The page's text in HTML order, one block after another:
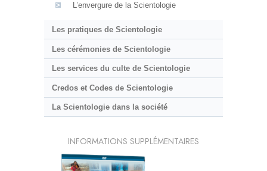
L’envergure de la Scientologie
Les pratiques de Scientologie
Les cérémonies de Scientologie
Les services du culte de Scientologie
Credos et Codes de Scientologie
La Scientologie dans la société
INFORMATIONS SUPPLÉMENTAIRES